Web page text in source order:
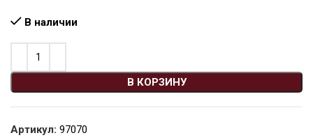
В наличии
В КОРЗИНУ
Артикул: 97070